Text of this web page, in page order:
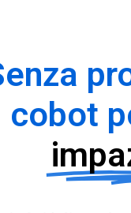
cobot